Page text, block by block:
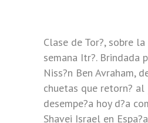
Clase de Tor?, sobre
semana Itr?. Brindada
Niss?n Ben Avraham,
chuetas que retorn? al
desempe?a hoy d?a
Shavei Israel en